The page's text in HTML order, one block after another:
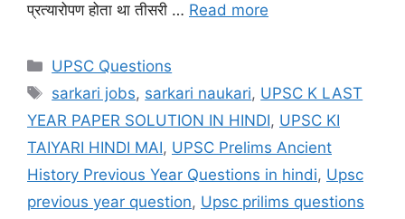
प्रत्यारोपण होता था तीसरी … Read more
Categories
UPSC Questions
Tags
sarkari jobs, sarkari naukari, UPSC K LAST
YEAR PAPER SOLUTION IN HINDI, UPSC KI
TAIYARI HINDI MAI, UPSC Prelims Ancient
History Previous Year Questions in hindi, Upsc
previous year question, Upsc prilims questions